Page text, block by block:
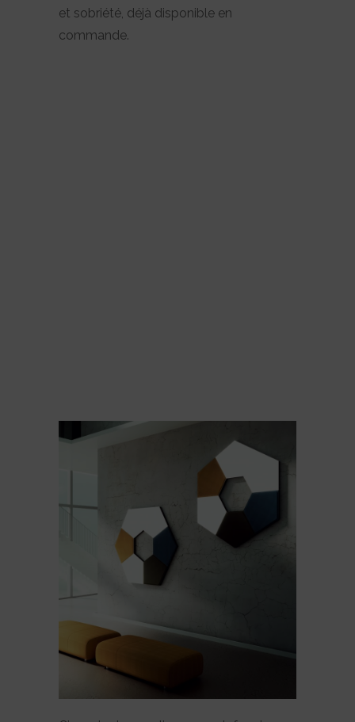
et sobriété, déjà disponible en
commande.